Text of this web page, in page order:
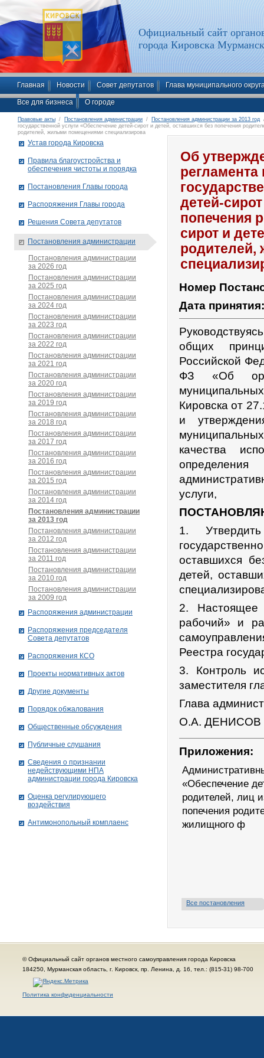
Официальный сайт
города Кировска
Главная Новости Совет депутатов Глава муниципального
Все для бизнеса О городе
Правовые акты / Постановления администрации / Постановления администрации за 2013 год
государственной услуги «Обеспечение детей-сирот и детей, оставшихся без попечения
родителей, жилыми помещениями специализирова
Об
регламента
детей-
попечения
сирот и
Номер
Дата
общих
Российской
ФЗ «Об
Кировска от
и
качества
услуги,
1.
оставшихся
детей,
2. Настоящее
рабочий» и
Реестра
3. Контроль
заместителя
Глава
О.А. ДЕНИСОВ
Приложения:
«Обеспечение
родителей, лиц
попечения
жилищного ф
Все постановления
Устав города Кировска
Правила благоустройства и
обеспечения чистоты и порядка
Постановления Главы города
Распоряжения Главы города
Решения Совета депутатов
Постановления администрации
Постановления администрации
за 2026 год
Постановления администрации
за 2025 год
Постановления администрации
за 2024 год
Постановления администрации
за 2023 год
Постановления администрации
за 2022 год
Постановления администрации
за 2021 год
Постановления администрации
за 2020 год
Постановления администрации
за 2019 год
Постановления администрации
за 2018 год
Постановления администрации
за 2017 год
Постановления администрации
за 2016 год
Постановления администрации
за 2015 год
Постановления администрации
за 2014 год
Постановления администрации
за 2013 год
Постановления администрации
за 2012 год
Постановления администрации
за 2011 год
Постановления администрации
за 2010 год
Постановления администрации
за 2009 год
Распоряжения администрации
Распоряжения председателя
Совета депутатов
Распоряжения КСО
Проекты нормативных актов
Другие документы
Порядок обжалования
Общественные обсуждения
Публичные слушания
Сведения о признании
недействующими НПА
администрации города Кировскa
Оценка регулирующего
воздействия
Антимонопольный комплаенс
© Официальный сайт органов местного самоуправления города Кировска
184250, Мурманская область, г. Кировск, пр. Ленина, д. 16, тел.: (815-31) 98-700
Политика конфиденциальности